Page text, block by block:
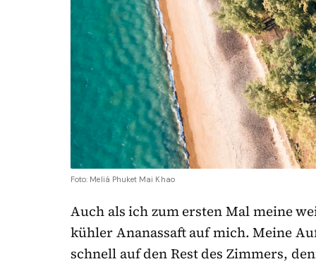
Foto: Meliá Phuket Mai Khao
Auch als ich zum ersten Mal meine
kühler Ananassaft auf mich. Meine
schnell auf den Rest des Zimmers,